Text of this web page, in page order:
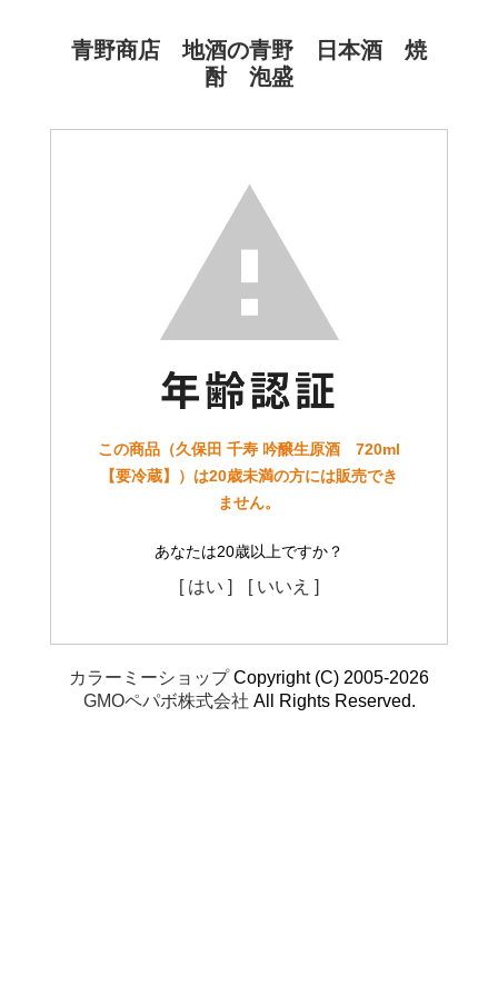
青野商店 地酒の青野 日本酒 焼
酎 泡盛
この商品（久保田 千寿 吟醸生原酒 720ml
【要冷蔵】）は20歳未満の方には販売でき
ません。
あなたは20歳以上ですか？
[ はい ] [ いいえ ]
カラーミーショップCopyright (C) 2005-2026
GMOペパボ株式会社 All Rights Reserved.